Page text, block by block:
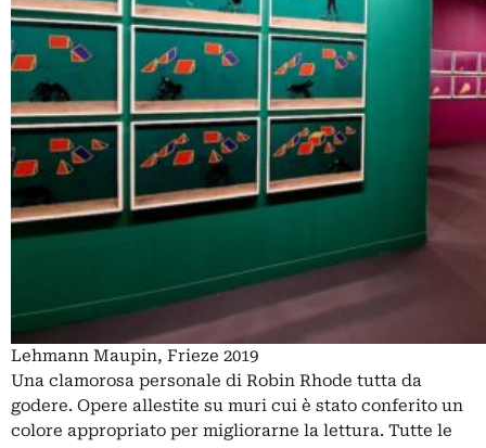
Lehmann Maupin, Frieze 2019
Una clamorosa personale di Robin Rhode tutta da
godere. Opere allestite su muri cui è stato conferito un
colore appropriato per migliorarne la lettura. Tutte le